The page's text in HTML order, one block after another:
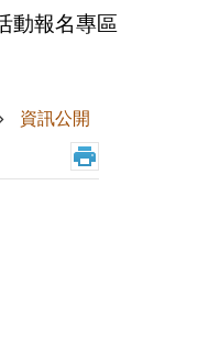
動報名專區
資訊公開